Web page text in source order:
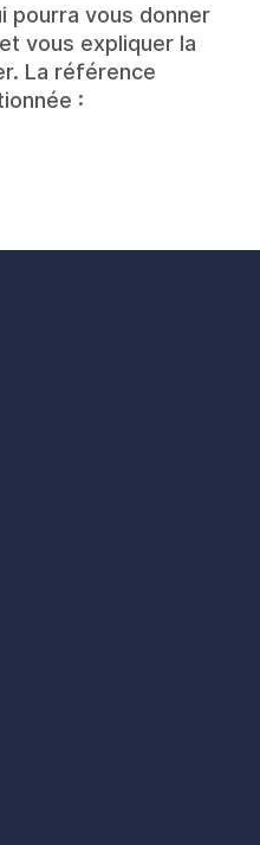
pourra vous donner
vous expliquer la
La référence
: